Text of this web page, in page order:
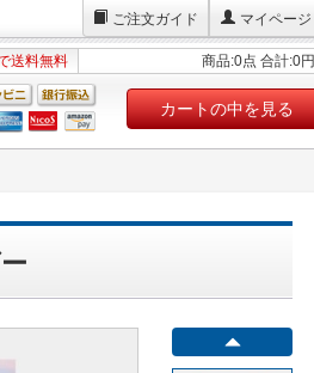
ご注文ガイド マイページ
送料無料 商品:0点 合計:0円
カートの中を見る